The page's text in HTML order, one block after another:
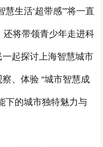
生活‘超带感’”将一直
将带领青少年走进科
起探讨上海智慧城市
、体验 “城市智慧成
下的城市独特魅力与